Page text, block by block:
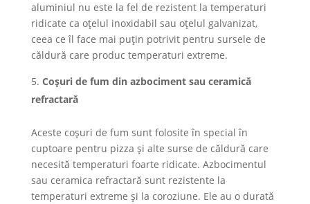
aluminiul nu este la fel de rezistent la temperaturi
ridicate ca oțelul inoxidabil sau oțelul galvanizat,
ceea ce îl face mai puțin potrivit pentru sursele de
căldură care produc temperaturi extreme.
Coșuri de fum din azbociment sau ceramică
refractară
Aceste coșuri de fum sunt folosite în special în
cuptoare pentru pizza și alte surse de căldură care
necesită temperaturi foarte ridicate. Azbocimentul
sau ceramica refractară sunt rezistente la
temperaturi extreme și la coroziune. Ele au o durată